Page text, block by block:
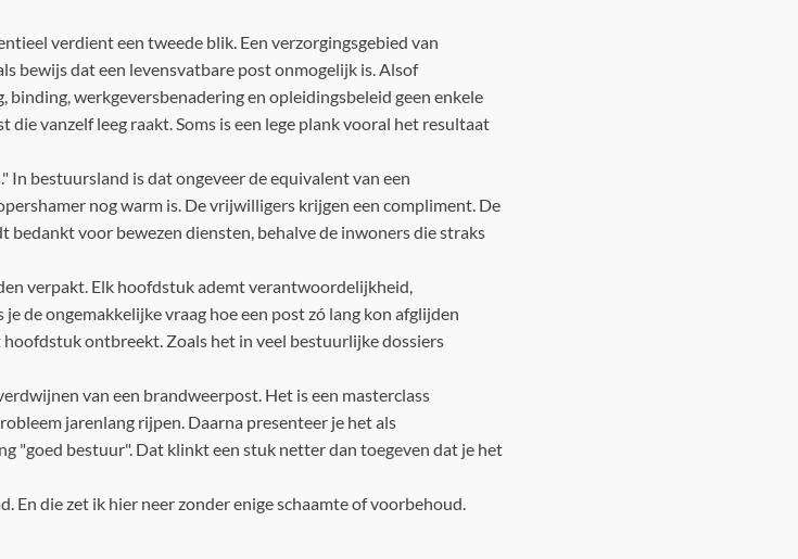
verdient een tweede blik. Een verzorgingsgebied van
bewijs dat een levensvatbare post onmogelijk is. Alsof
werkgeversbenadering en opleidingsbeleid geen enkele
die vanzelf leeg raakt. Soms is een lege plank vooral het resultaat
bestuursland is dat ongeveer de equivalent van een
nog warm is. De vrijwilligers krijgen een compliment. De
voor bewezen diensten, behalve de inwoners die straks
verpakt. Elk hoofdstuk ademt verantwoordelijkheid,
de ongemakkelijke vraag hoe een post zó lang kon afglijden
ontbreekt. Zoals het in veel bestuurlijke dossiers
van een brandweerpost. Het is een masterclass
jarenlang rijpen. Daarna presenteer je het als
"goed bestuur". Dat klinkt een stuk netter dan toegeven dat je het
En die zet ik hier neer zonder enige schaamte of voorbehoud.